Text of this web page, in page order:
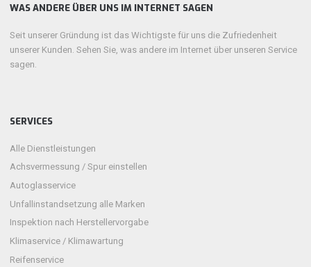
WAS ANDERE ÜBER UNS IM INTERNET SAGEN
Seit unserer Gründung ist das Wichtigste für uns die Zufriedenheit
unserer Kunden. Sehen Sie, was andere im Internet über unseren Service
sagen.
SERVICES
Alle Dienstleistungen
Achsvermessung / Spur einstellen
Autoglasservice
Unfallinstandsetzung alle Marken
Inspektion nach Herstellervorgabe
Klimaservice / Klimawartung
Reifenservice